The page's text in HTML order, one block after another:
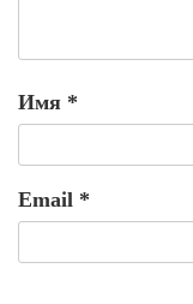
Имя *
Email *